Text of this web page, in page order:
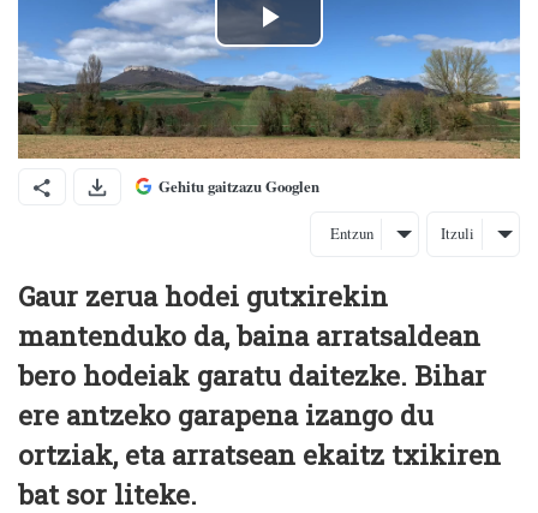
Gehitu gaitzazu Googlen
Entzun Itzuli
Gaur zerua hodei gutxirekin
mantenduko da, baina arratsaldean
bero hodeiak garatu daitezke. Bihar
ere antzeko garapena izango du
ortziak, eta arratsean ekaitz txikiren
bat sor liteke.